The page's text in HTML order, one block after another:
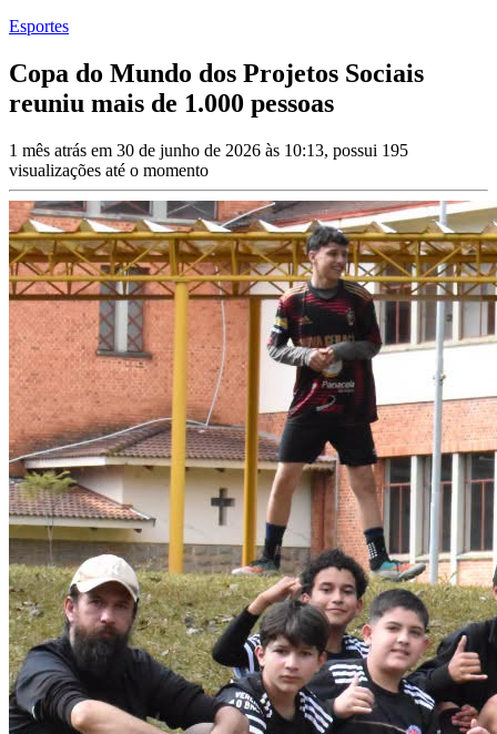
Esportes
Copa do Mundo dos Projetos Sociais
reuniu mais de 1.000 pessoas
1 mês atrás em 30 de junho de 2026 às 10:13, possui 195
visualizações até o momento